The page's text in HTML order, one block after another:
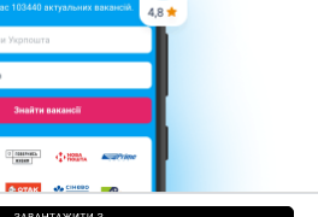
Про нас
Кар’єра
Умови використання
Сервіс пошуку роботи №1 в